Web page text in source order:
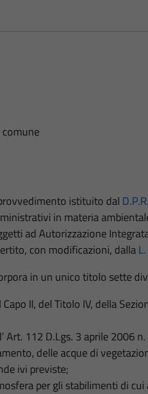
istituito dal
in materia
ad Autorizzazione
con modificazioni, dalla
in un unico titolo sette
II, del Titolo IV, della
112 D.Lgs. 3 aprile 2006
delle acque di
ivi previste;
per gli stabilimenti di cui